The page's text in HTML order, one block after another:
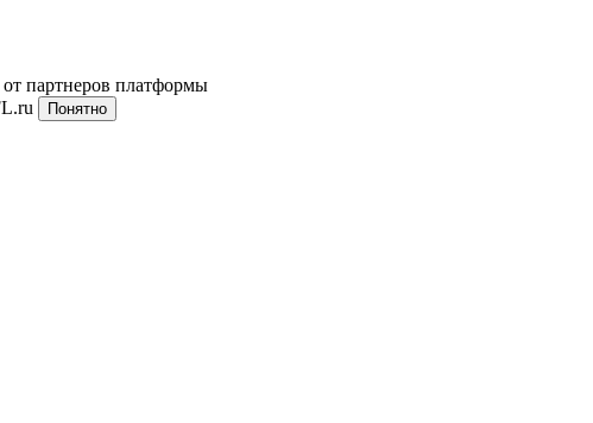
партнеров платформы
Понятно